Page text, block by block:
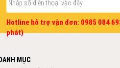
Hotline hỗ trợ vận đơn: 0985 084
phát)
MỤC